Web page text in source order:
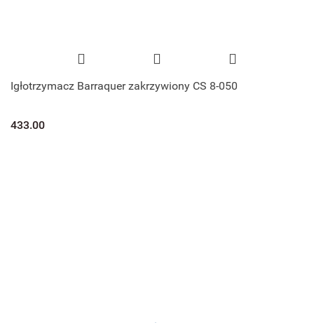
Igłotrzymacz Barraquer zakrzywiony CS 8-050
433.00